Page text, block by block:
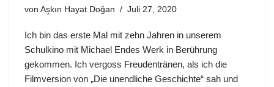
von Aşkın Hayat Doğan Juli 27, 2020
Ich bin das erste Mal mit zehn Jahren in unserem
Schulkino mit Michael Endes Werk in Berührung
gekommen. Ich vergoss Freudentränen, als ich die
Filmversion von „Die unendliche Geschichte“ sah und